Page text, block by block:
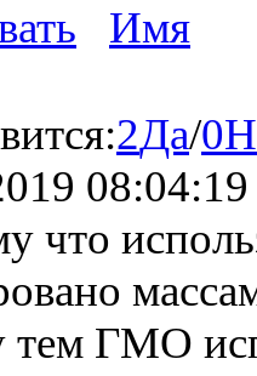
Имя
2Да/0
08:04:19
что
тем ГМО